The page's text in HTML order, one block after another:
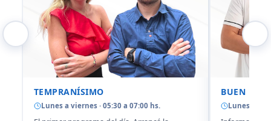
TEMPRANÍSIMO
Lunes a viernes · 05:30 a 07:00 hs.
BUEN DÍA
Lunes a